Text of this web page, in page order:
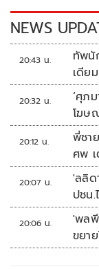
k
NEWS
20:43 น.
ทัพนั
เดีย
20:32 น.
‘ศุภ
โฆษ
20:12 น.
พี่ชา
ศพ
20:07 น.
'ลลิด
ปชน.
20:06 น.
'พลพี
ขยา